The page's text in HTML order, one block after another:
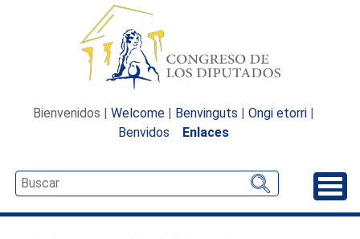
Bienvenidos | Welcome | Benvinguts | Ongi etorri |
Benvidos
Enlaces